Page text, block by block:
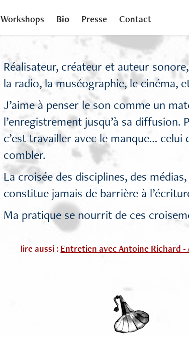
Workshops Bio Presse Contact
Réalisateur, créateur et auteur
la radio, la muséographie, le cinéma,
J’aime à penser le son comme un
l’enregistrement jusqu’à sa
c’est travailler avec le manque… celui
combler.
La croisée des disciplines, des
constitue jamais de barrière à
Ma pratique se nourrit de ces
lire aussi : Entretien avec Antoine Richard -